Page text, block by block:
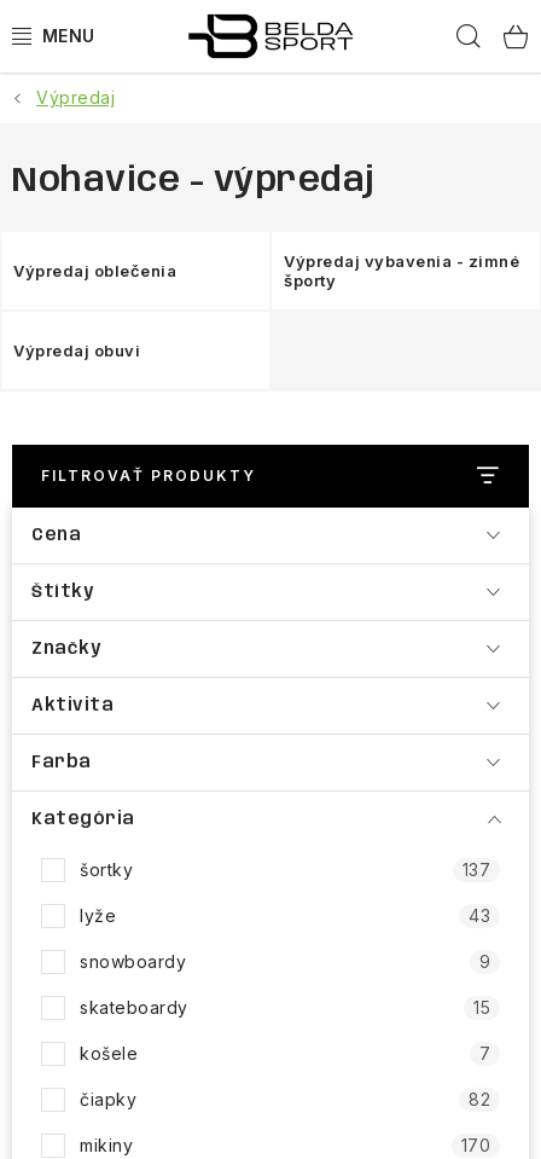
na
ŠPORTY
BEH
OBLEČENIE
DOPLNKY
NAŠE SLUŽBY
VÝPREDAJ
Vrátenie a výmena Doprava a platba
Blog
Moja objednávka
Výpredaj
Nohavice - výpredaj
Výpredaj oblečenia
Výpredaj vybavenia - zimné
športy
Výpredaj obuvi
FILTROVAŤ PRODUKTY
Cena
Štítky
Značky
Aktivita
Farba
Kategória
šortky 137
lyže 43
snowboardy 9
skateboardy 15
košele 7
čiapky 82
mikiny 170